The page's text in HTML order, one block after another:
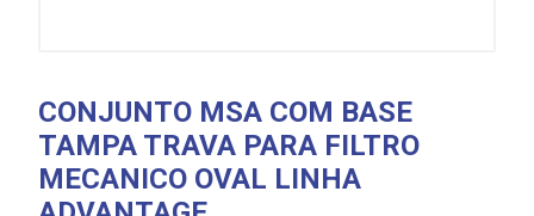
CONJUNTO MSA COM BASE
TAMPA TRAVA PARA FILTRO
MECANICO OVAL LINHA